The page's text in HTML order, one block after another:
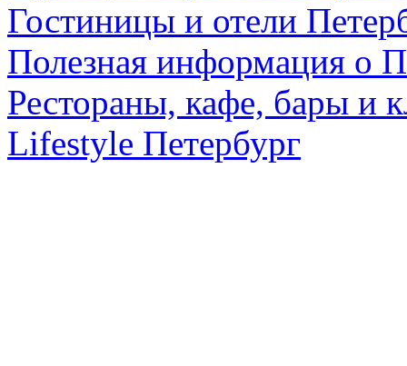
Гостиницы и отели
Полезная информация о
Рестораны, кафе, бары и
Lifestyle Петербург